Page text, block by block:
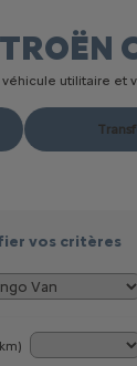
utilitaire et
vos critères